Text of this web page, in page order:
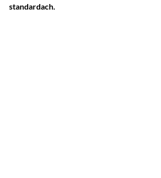
standardach.